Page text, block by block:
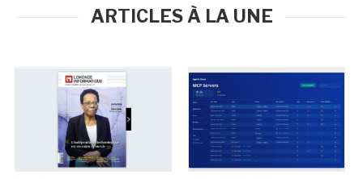
ARTICLES À LA UNE